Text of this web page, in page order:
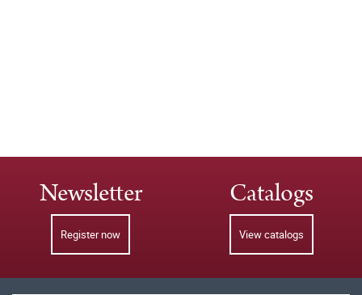
Newsletter
Register now
Catalogs
View catalogs